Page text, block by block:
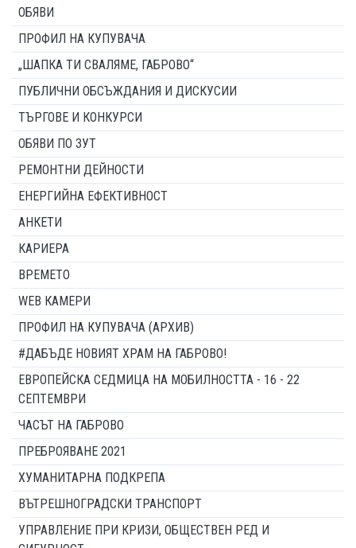
ОБЯВИ
ПРОФИЛ НА КУПУВАЧА
„ШАПКА ТИ СВАЛЯМЕ, ГАБРОВО“
ПУБЛИЧНИ ОБСЪЖДАНИЯ И ДИСКУСИИ
ТЪРГОВЕ И КОНКУРСИ
ОБЯВИ ПО ЗУТ
РЕМОНТНИ ДЕЙНОСТИ
ЕНЕРГИЙНА ЕФЕКТИВНОСТ
АНКЕТИ
КАРИЕРА
ВРЕМЕТО
WEB КАМЕРИ
ПРОФИЛ НА КУПУВАЧА (АРХИВ)
#ДАБЪДЕ НОВИЯТ ХРАМ НА ГАБРОВО!
ЕВРОПЕЙСКА СЕДМИЦА НА МОБИЛНОСТТА - 16 - 22
СЕПТЕМВРИ
ЧАСЪТ НА ГАБРОВО
ПРЕБРОЯВАНЕ 2021
ХУМАНИТАРНА ПОДКРЕПА
ВЪТРЕШНОГРАДСКИ ТРАНСПОРТ
УПРАВЛЕНИЕ ПРИ КРИЗИ, ОБЩЕСТВЕН РЕД И